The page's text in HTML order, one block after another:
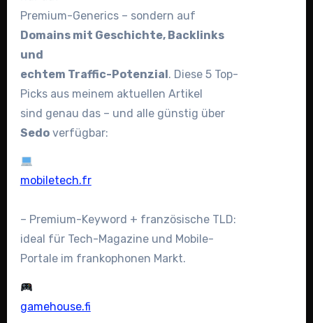
Premium-Generics – sondern auf
Domains mit Geschichte, Backlinks
und
echtem Traffic-Potenzial. Diese 5 Top-
Picks aus meinem aktuellen Artikel
sind genau das – und alle günstig über
Sedoverfügbar:
mobiletech.fr
– Premium-Keyword + französische TLD:
ideal für Tech-Magazine und Mobile-
Portale im frankophonen Markt.
gamehouse.fi